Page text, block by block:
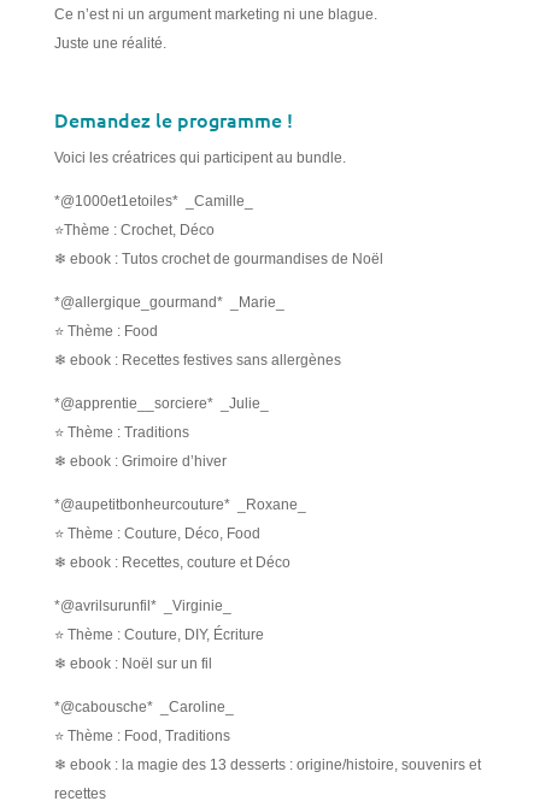
Ce n’est ni un argument marketing ni une blague.
Juste une réalité.
Demandez le programme !
Voici les créatrices qui participent au bundle.
*@1000et1etoiles* _Camille_
⭐Thème : Crochet, Déco
❄ ebook : Tutos crochet de gourmandises de Noël
*@allergique_gourmand* _Marie_
⭐ Thème : Food
❄ ebook : Recettes festives sans allergènes
*@apprentie__sorciere* _Julie_
⭐ Thème : Traditions
❄ ebook : Grimoire d’hiver
*@aupetitbonheurcouture* _Roxane_
⭐ Thème : Couture, Déco, Food
❄ ebook : Recettes, couture et Déco
*@avrilsurunfil* _Virginie_
⭐ Thème : Couture, DIY, Écriture
❄ ebook : Noël sur un fil
*@cabousche* _Caroline_
⭐ Thème : Food, Traditions
❄ ebook : la magie des 13 desserts : origine/histoire, souvenirs et
recettes